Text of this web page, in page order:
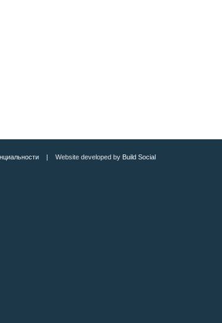
| Website developed by Build Social